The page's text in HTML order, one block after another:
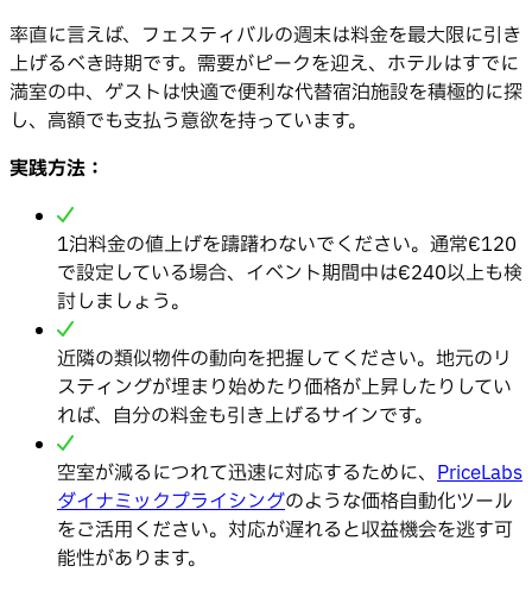
率直に言えば、フェスティバルの週末は料金を最大限に引き
上げるべき時期です。需要がピークを迎え、ホテルはすでに
満室の中、ゲストは快適で便利な代替宿泊施設を積極的に探
し、高額でも支払う意欲を持っています。
実践方法：
1泊料金の値上げを躊躇わないでください。通常€120
で設定している場合、イベント期間中は€240以上も検
討しましょう。
近隣の類似物件の動向を把握してください。地元のリ
スティングが埋まり始めたり価格が上昇したりしてい
れば、自分の料金も引き上げるサインです。
空室が減るにつれて迅速に対応するために、 PriceLabs
ダイナミックプライシングのような価格自動化ツール
をご活用ください。対応が遅れると収益機会を逃す可
能性があります。